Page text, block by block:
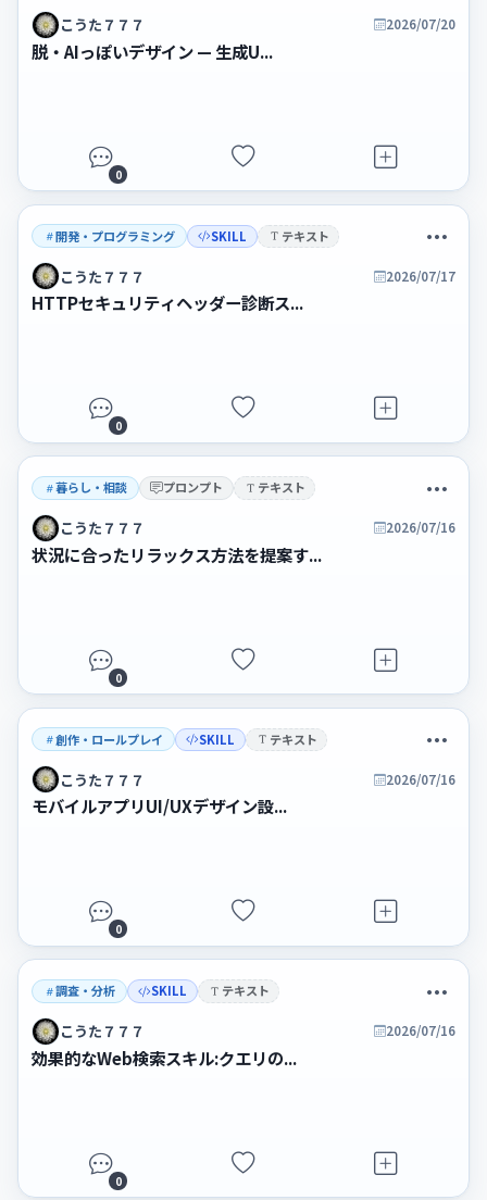
2026/07/20
こうた７７７
脱・AIっぽいデザイン — 生成U...
0
開発・プログラミング SKILL テキスト
2026/07/17
こうた７７７
HTTPセキュリティヘッダー診断ス...
0
暮らし・相談 プロンプト テキスト
2026/07/16
こうた７７７
状況に合ったリラックス方法を提案す...
0
創作・ロールプレイ SKILL テキスト
2026/07/16
こうた７７７
モバイルアプリUI/UXデザイン設...
0
調査・分析 SKILL テキスト
2026/07/16
こうた７７７
効果的なWeb検索スキル:クエリの...
0